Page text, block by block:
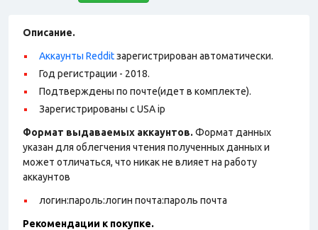
Описание.
Аккаунты Redditзарегистрирован автоматически.
Год регистрации - 2018.
Подтверждены по почте(идет в комплекте).
Зарегистрированы с USA ip
Формат выдаваемых аккаунтов. Формат данных
указан для облегчения чтения полученных данных и
может отличаться, что никак не влияет на работу
аккаунтов
логин:пароль:логин почта:пароль почта
Рекомендации к покупке.